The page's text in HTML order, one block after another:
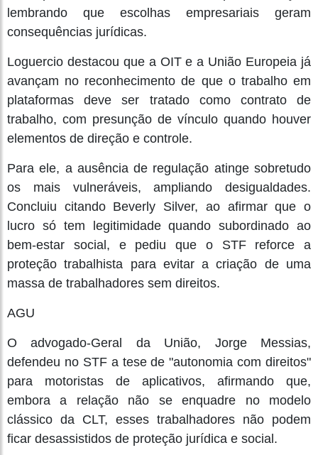
lembrando que escolhas empresariais geram
consequências jurídicas.
Loguercio destacou que a OIT e a União Europeia já
avançam no reconhecimento de que o trabalho em
plataformas deve ser tratado como contrato de
trabalho, com presunção de vínculo quando houver
elementos de direção e controle.
Para ele, a ausência de regulação atinge sobretudo
os mais vulneráveis, ampliando desigualdades.
Concluiu citando Beverly Silver, ao afirmar que o
lucro só tem legitimidade quando subordinado ao
bem-estar social, e pediu que o STF reforce a
proteção trabalhista para evitar a criação de uma
massa de trabalhadores sem direitos.
AGU
O advogado-Geral da União, Jorge Messias,
defendeu no STF a tese de "autonomia com direitos"
para motoristas de aplicativos, afirmando que,
embora a relação não se enquadre no modelo
clássico da CLT, esses trabalhadores não podem
ficar desassistidos de proteção jurídica e social.